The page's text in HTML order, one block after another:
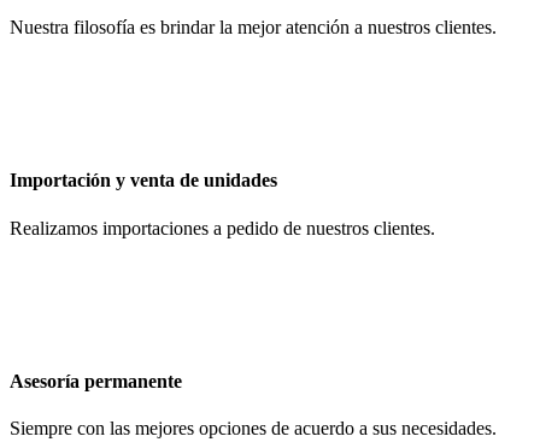
Nuestra filosofía es brindar la mejor atención a nuestros clientes.
Importación y venta de unidades
Realizamos importaciones a pedido de nuestros clientes.
Asesoría permanente
Siempre con las mejores opciones de acuerdo a sus necesidades.